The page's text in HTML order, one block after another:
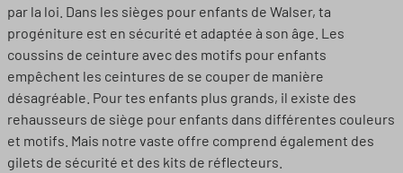
par la loi. Dans les sièges pour enfants de Walser, ta
progéniture est en sécurité et adaptée à son âge. Les
coussins de ceinture avec des motifs pour enfants
empêchent les ceintures de se couper de manière
désagréable. Pour tes enfants plus grands, il existe des
rehausseurs de siège pour enfants dans différentes couleurs
et motifs. Mais notre vaste offre comprend également des
gilets de sécurité et des kits de réflecteurs.